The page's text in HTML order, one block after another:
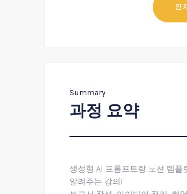
인
Summary
과정 요약
생성형 AI 프롬프트랑 노션 템
알려주는 강의!